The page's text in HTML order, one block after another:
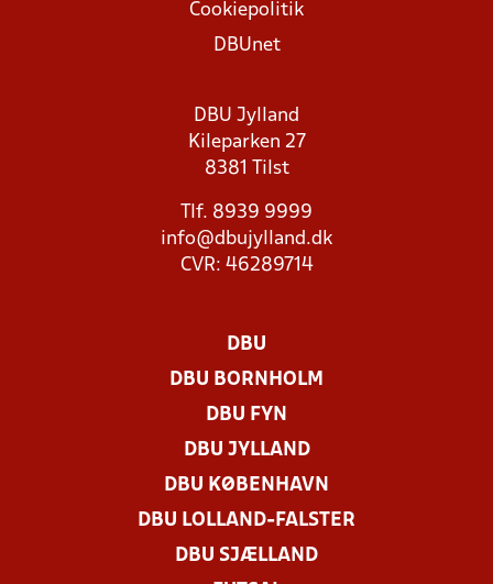
Cookiepolitik
DBUnet
DBU Jylland
Kileparken 27
8381 Tilst
Tlf. 8939 9999
info@dbujylland.dk
CVR: 46289714
DBU
DBU BORNHOLM
DBU FYN
DBU JYLLAND
DBU KØBENHAVN
DBU LOLLAND-FALSTER
DBU SJÆLLAND